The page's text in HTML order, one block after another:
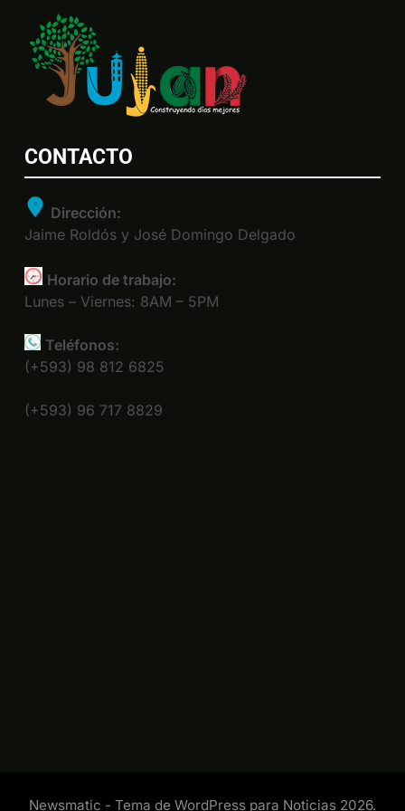
CONTACTO
Dirección:
Jaime Roldós y José Domingo Delgado
Horario de trabajo:
Lunes – Viernes: 8AM – 5PM
Teléfonos:
(+593) 98 812 6825
(+593) 96 717 8829
Newsmatic - Tema de WordPress para Noticias 2026.